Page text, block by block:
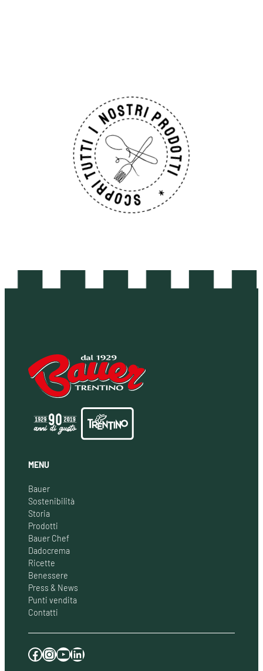
MENU
Bauer
Sostenibilità
Storia
Prodotti
Bauer Chef
Dadocrema
Ricette
Benessere
Press & News
Punti vendita
Contatti
Facebook Instagram YouTube LinkedIn